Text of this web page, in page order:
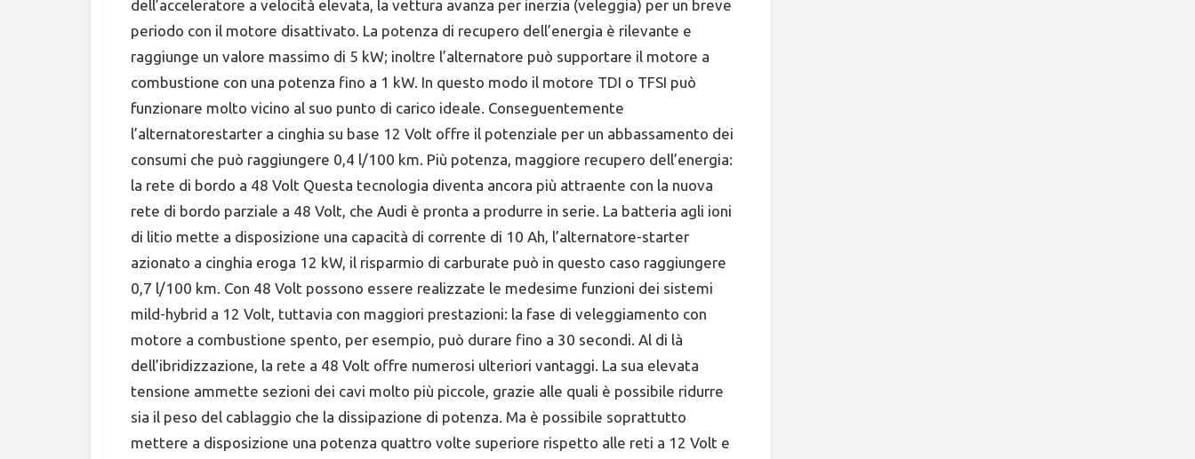
dell’acceleratore a velocità elevata, la vettura avanza per inerzia (veleggia) per un breve
periodo con il motore disattivato. La potenza di recupero dell’energia è rilevante e
raggiunge un valore massimo di 5 kW; inoltre l’alternatore può supportare il motore a
combustione con una potenza fino a 1 kW. In questo modo il motore TDI o TFSI può
funzionare molto vicino al suo punto di carico ideale. Conseguentemente
l’alternatorestarter a cinghia su base 12 Volt offre il potenziale per un abbassamento dei
consumi che può raggiungere 0,4 l/100 km. Più potenza, maggiore recupero dell’energia:
la rete di bordo a 48 Volt Questa tecnologia diventa ancora più attraente con la nuova
rete di bordo parziale a 48 Volt, che Audi è pronta a produrre in serie. La batteria agli ioni
di litio mette a disposizione una capacità di corrente di 10 Ah, l’alternatore-starter
azionato a cinghia eroga 12 kW, il risparmio di carburate può in questo caso raggiungere
0,7 l/100 km. Con 48 Volt possono essere realizzate le medesime funzioni dei sistemi
mild-hybrid a 12 Volt, tuttavia con maggiori prestazioni: la fase di veleggiamento con
motore a combustione spento, per esempio, può durare fino a 30 secondi. Al di là
dell’ibridizzazione, la rete a 48 Volt offre numerosi ulteriori vantaggi. La sua elevata
tensione ammette sezioni dei cavi molto più piccole, grazie alle quali è possibile ridurre
sia il peso del cablaggio che la dissipazione di potenza. Ma è possibile soprattutto
mettere a disposizione una potenza quattro volte superiore rispetto alle reti a 12 Volt e